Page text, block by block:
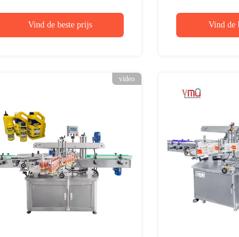
Vind de beste prijs
Vind de
video